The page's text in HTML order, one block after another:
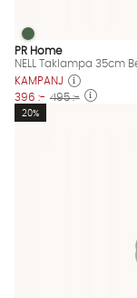
NELL Taklampa
NELL Taklampa 35cm Beige
PR Home
NELL Taklampa 35cm
KAMPANJ
396 :- 495 :-
20%